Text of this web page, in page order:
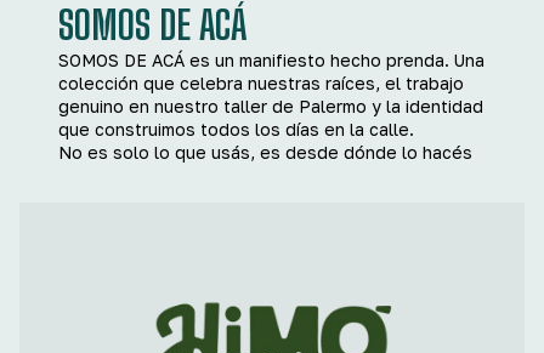
SOMOS DE ACÁ
SOMOS DE ACÁ es un manifiesto hecho prenda. Una
colección que celebra nuestras raíces, el trabajo
genuino en nuestro taller de Palermo y la identidad
que construimos todos los días en la calle.
No es solo lo que usás, es desde dónde lo hacés